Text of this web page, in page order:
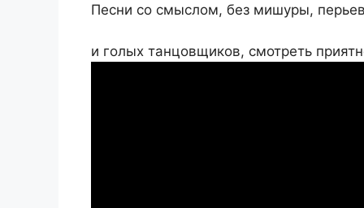
Песни со смыслом, без мишуры,
и голых танцовщиков, смотреть